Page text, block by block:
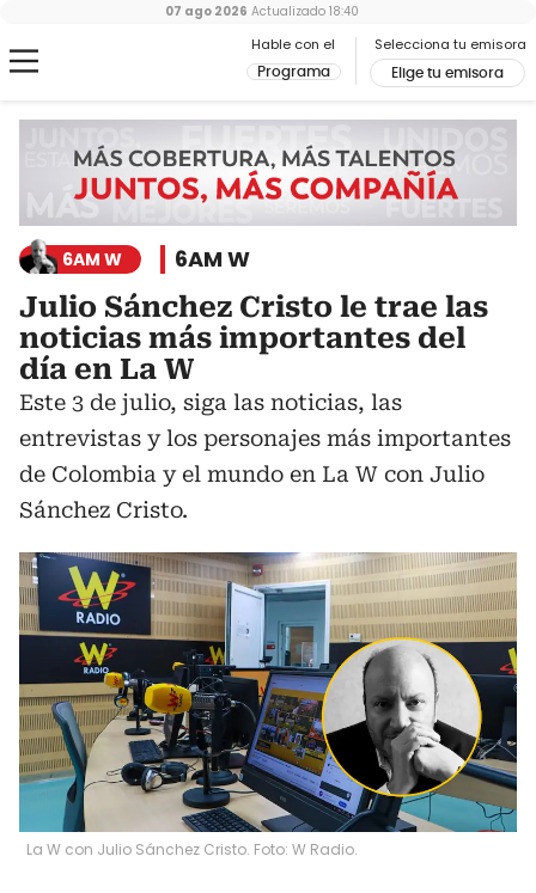
Hable con el
Programa
Selecciona tu emisora
Elige tu emisora
07 ago 2026 Actualizado 18:40
6AM W 6AM W
Julio Sánchez Cristo le trae las
noticias más importantes del
día en La W
Este 3 de julio, siga las noticias, las
entrevistas y los personajes más importantes
de Colombia y el mundo en La W con Julio
Sánchez Cristo.
La W con Julio Sánchez Cristo. Foto: W Radio.